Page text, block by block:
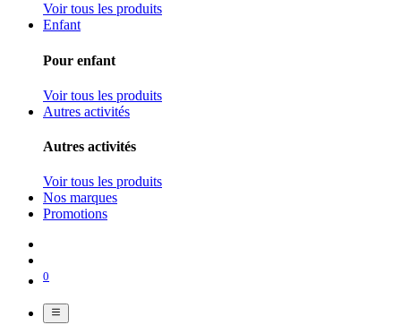
Voir tous les produits
Enfant
Pour enfant
Voir tous les produits
Autres activités
Autres activités
Voir tous les produits
Nos marques
Promotions
0